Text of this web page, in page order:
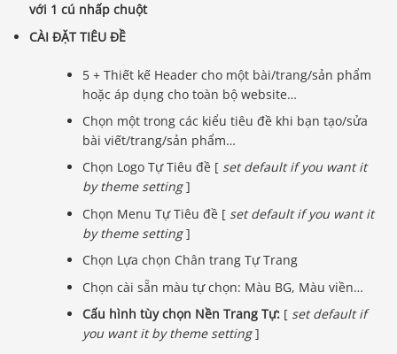
với 1 cú nhấp chuột
CÀI ĐẶT TIÊU ĐỀ
5 + Thiết kế Header cho một bài/trang/sản phẩm
hoặc áp dụng cho toàn bộ website…
Chọn một trong các kiểu tiêu đề khi bạn tạo/sửa
bài viết/trang/sản phẩm…
Chọn Logo Tự Tiêu đề [ set default if you want it
by theme setting]
Chọn Menu Tự Tiêu đề [ set default if you want it
by theme setting]
Chọn Lựa chọn Chân trang Tự Trang
Chọn cài sẵn màu tự chọn: Màu BG, Màu viền…
Cấu hình tùy chọn Nền Trang Tự: [ set default if
you want it by theme setting]